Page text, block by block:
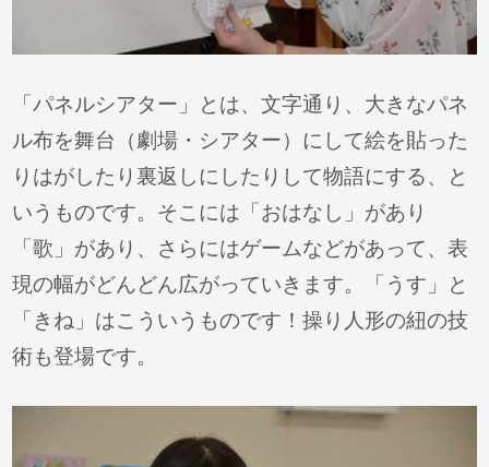
「パネルシアター」とは、文字通り、大きなパネ
ル布を舞台（劇場・シアター）にして絵を貼った
りはがしたり裏返しにしたりして物語にする、と
いうものです。そこには「おはなし」があり
「歌」があり、さらにはゲームなどがあって、表
現の幅がどんどん広がっていきます。「うす」と
「きね」はこういうものです！操り人形の紐の技
術も登場です。